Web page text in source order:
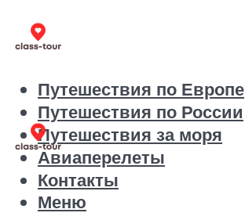
Путешествия по Европе
Путешествия по России
Путешествия за моря
Авиаперелеты
Контакты
Меню